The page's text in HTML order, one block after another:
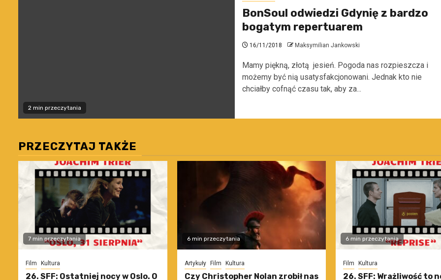
2 min przeczytania
BonSoul odwiedzi Gdynię z bardzo
bogatym repertuarem
16/11/2018 Maksymilian Jankowski
Mamy piękną, złotą jesień. Pogoda nas rozpieszcza i
możemy być nią usatysfakcjonowani. Jednak kto nie
chciałby cofnąć czasu tak, aby za...
PRZECZYTAJ TAKŻE
7 min przeczytania
Film Kultura
26. SFF: Ostatniej nocy w Oslo. O
6 min przeczytania
Artykuły Film Kultura
Czy Christopher Nolan zrobił nas
6 min przeczytania
Film Kultura
26. SFF: Wrażliwość to